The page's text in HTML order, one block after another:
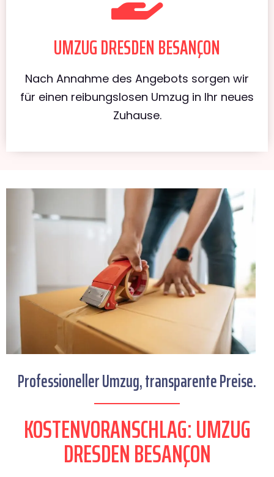
UMZUG DRESDEN BESANÇON
Nach Annahme des Angebots sorgen wir
für einen reibungslosen Umzug in Ihr neues
Zuhause.
Professioneller Umzug, transparente Preise.
KOSTENVORANSCHLAG: UMZUG
DRESDEN BESANÇON